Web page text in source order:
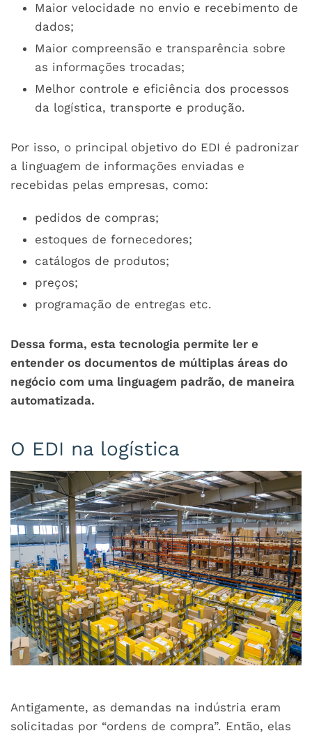
Maior velocidade no envio e recebimento de
dados;
Maior compreensão e transparência sobre
as informações trocadas;
Melhor controle e eficiência dos processos
da logística, transporte e produção.
Por isso, o principal objetivo do EDI é padronizar
a linguagem de informações enviadas e
recebidas pelas empresas, como:
pedidos de compras;
estoques de fornecedores;
catálogos de produtos;
preços;
programação de entregas etc.
Dessa forma, esta tecnologia permite ler e
entender os documentos de múltiplas áreas do
negócio com uma linguagem padrão, de maneira
automatizada.
O EDI na logística
Antigamente, as demandas na indústria eram
solicitadas por “ordens de compra”. Então, elas